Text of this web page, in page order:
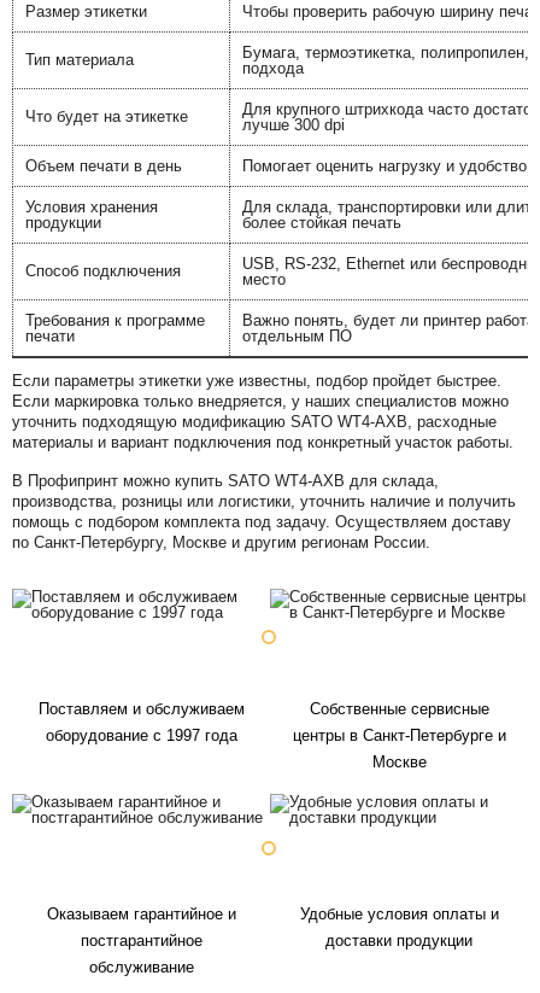
Размер этикетки Чтобы проверить рабочую ширину
Тип материала
Бумага, термоэтикетка, полипропилен,
подхода
Что будет на этикетке
Для крупного штрихкода часто
лучше 300 dpi
Объем печати в день Помогает оценить нагрузку и
Условия хранения
продукции
Для склада, транспортировки или
более стойкая печать
Способ подключения
USB, RS-232, Ethernet или
место
Требования к программе
печати
Важно понять, будет ли принтер
отдельным ПО
Если параметры этикетки уже известны, подбор пройдет быстрее.
Если маркировка только внедряется, у наших специалистов можно
уточнить подходящую модификацию SATO WT4-AXB, расходные
материалы и вариант подключения под конкретный участок работы.
В Профипринт можно купить SATO WT4-AXB для склада,
производства, розницы или логистики, уточнить наличие и получить
помощь с подбором комплекта под задачу. Осуществляем доставу
по Санкт-Петербургу, Москве и другим регионам России.
Поставляем и обслуживаем
оборудование с 1997 года
Собственные сервисные
центры в Санкт-Петербурге и
Москве
Оказываем гарантийное и
постгарантийное
обслуживание
Удобные условия оплаты и
доставки продукции